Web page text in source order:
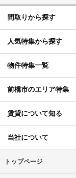
間取りから探す
人気特集から探す
物件特集一覧
前橋市のエリア特集
賃貸について知る
当社について
トップページ